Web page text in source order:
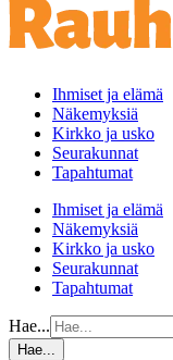
Ihmiset ja elämä
Näkemyksiä
Kirkko ja usko
Seurakunnat
Tapahtumat
Ihmiset ja elämä
Näkemyksiä
Kirkko ja usko
Seurakunnat
Tapahtumat
Hae...
Hae...